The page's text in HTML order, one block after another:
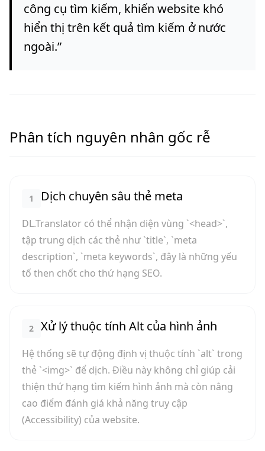
công cụ tìm kiếm, khiến website khó
hiển thị trên kết quả tìm kiếm ở nước
ngoài.”
Phân tích nguyên nhân gốc rễ
1 Dịch chuyên sâu thẻ meta
DL.Translator có thể nhận diện vùng `<head>`,
tập trung dịch các thẻ như `title`, `meta
description`, `meta keywords`, đây là những yếu
tố then chốt cho thứ hạng SEO.
2 Xử lý thuộc tính Alt của hình ảnh
Hệ thống sẽ tự động định vị thuộc tính `alt` trong
thẻ `<img>` để dịch. Điều này không chỉ giúp cải
thiện thứ hạng tìm kiếm hình ảnh mà còn nâng
cao điểm đánh giá khả năng truy cập
(Accessibility) của website.